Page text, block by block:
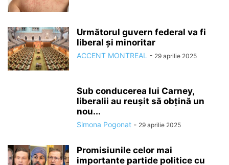
Următorul guvern federal va fi
liberal și minoritar
ACCENT MONTREAL - 29 aprilie 2025
Sub conducerea lui Carney,
liberalii au reușit să obțină un
nou...
Simona Pogonat - 29 aprilie 2025
Promisiunile celor mai
importante partide politice cu